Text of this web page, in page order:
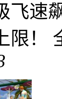
飞速
限！